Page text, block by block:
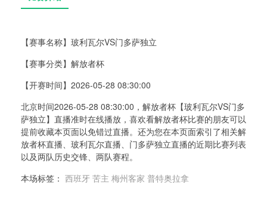
比赛介绍
【赛事名称】 玻利瓦尔VS门多萨独立
【赛事分类】 解放者杯
【开赛时间】 2026-05-28 08:30:00
北京时间2026-05-28 08:30:00，解放者杯【玻利瓦尔VS门多
萨独立】直播准时在线播放，喜欢看解放者杯比赛的朋友可以
提前收藏本页面以免错过直播。还为您在本页面索引了相关解
放者杯直播、玻利瓦尔直播、门多萨独立直播的近期比赛列表
以及两队历史交锋、两队赛程。
本场标签： 西班牙 苦主 梅州客家 普特奥拉拿